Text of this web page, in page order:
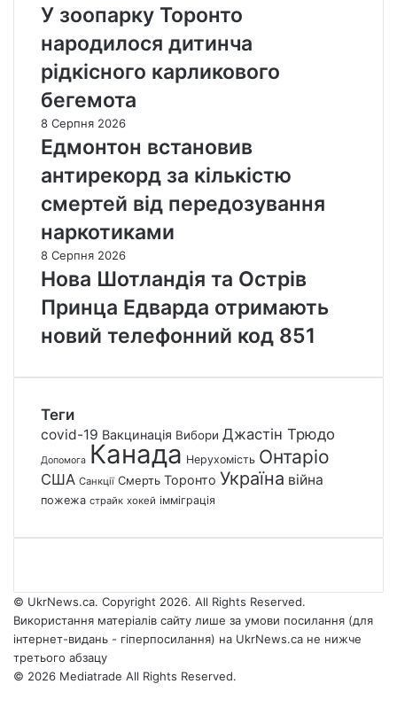
У зоопарку Торонто
народилося дитинча
рідкісного карликового
бегемота
8 Серпня 2026
Едмонтон встановив
антирекорд за кількістю
смертей від передозування
наркотиками
8 Серпня 2026
Нова Шотландія та Острів
Принца Едварда отримають
новий телефонний код 851
Теги
covid-19 Вакцинація Вибори Джастін Трюдо
Допомога Канада Нерухомість Онтаріо
США Санкції Смерть Торонто Україна війна
пожежа страйк хокей імміграція
© UkrNews.ca. Copyright 2026. All Rights Reserved.
Використання матеріалів сайту лише за умови посилання (для
інтернет-видань - гіперпосилання) на UkrNews.ca не нижче
третього абзацу
© 2026 Mediatrade All Rights Reserved.